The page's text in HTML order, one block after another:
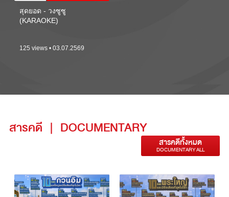
สุดยอด - วงซูซู
(KARAOKE)
125 views • 03.07.2569
สารคดี | DOCUMENTARY
สารคดีทั้งหมด
DOCUMENTARY ALL